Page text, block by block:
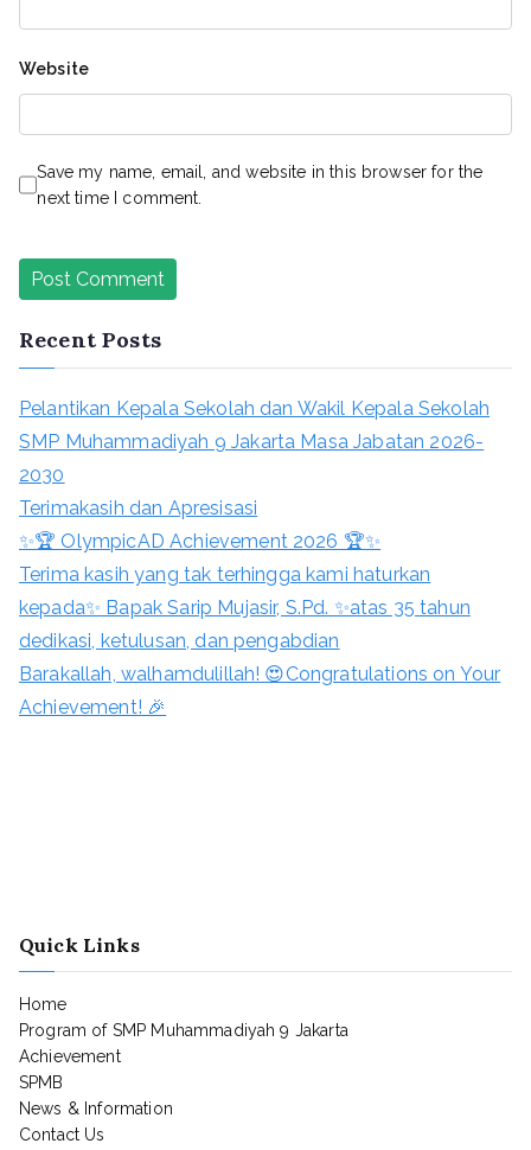
Website
Save my name, email, and website in this browser for the
next time I comment.
Recent Posts
Pelantikan Kepala Sekolah dan Wakil Kepala Sekolah
SMP Muhammadiyah 9 Jakarta Masa Jabatan 2026-
2030
Terimakasih dan Apresisasi
✨🏆 OlympicAD Achievement 2026 🏆✨
Terima kasih yang tak terhingga kami haturkan
kepada✨ Bapak Sarip Mujasir, S.Pd. ✨atas 35 tahun
dedikasi, ketulusan, dan pengabdian
Barakallah, walhamdulillah! 😍Congratulations on Your
Achievement! 🎉
Quick Links
Home
Program of SMP Muhammadiyah 9 Jakarta
Achievement
SPMB
News & Information
Contact Us